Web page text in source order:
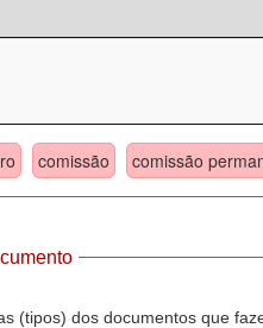
comissão comissão
(tipos) dos documentos que